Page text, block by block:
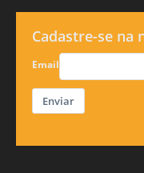
Cadastre-se na
Email
Enviar